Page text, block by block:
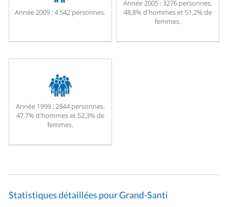
Année 2009 :4 542 personnes.
Année 2005 :3276 personnes.
48,8% d'hommes et 51,2% de
femmes.
Année 1999 :2844 personnes.
47,7% d'hommes et 52,3% de
femmes.
Statistiques détaillées pour Grand-Santi